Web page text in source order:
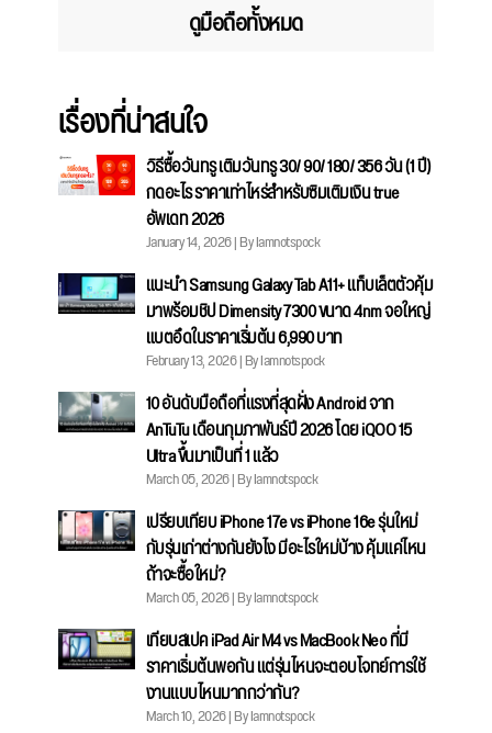
ดูมือถือทั้งหมด
เรื่องที่น่าสนใจ
วิธีซื้อวันทรู เติมวันทรู 30/ 90/ 180/ 356 วัน (1 ปี)
กดอะไร ราคาเท่าไหร่สำหรับซิมเติมเงิน true
อัพเดท 2026
January 14, 2026 | By Iamnotspock
แนะนำ Samsung Galaxy Tab A11+ แท็บเล็ตตัวคุ้ม
มาพร้อมชิป Dimensity 7300 ขนาด 4nm จอใหญ่
แบตอึดในราคาเริ่มต้น 6,990 บาท
February 13, 2026 | By Iamnotspock
10 อันดับมือถือที่แรงที่สุดฝั่ง Android จาก
AnTuTu เดือนกุมภาพันธ์ปี 2026 โดย iQOO 15
Ultra ขึ้นมาเป็นที่ 1 แล้ว
March 05, 2026 | By Iamnotspock
เปรียบเทียบ iPhone 17e vs iPhone 16e รุ่นใหม่
กับรุ่นเก่าต่างกันยังไง มีอะไรใหม่บ้าง คุ้มแค่ไหน
ถ้าจะซื้อใหม่?
March 05, 2026 | By Iamnotspock
เทียบสเปค iPad Air M4 vs MacBook Neo ที่มี
ราคาเริ่มต้นพอกัน แต่รุ่นไหนจะตอบโจทย์การใช้
งานแบบไหนมากกว่ากัน?
March 10, 2026 | By Iamnotspock